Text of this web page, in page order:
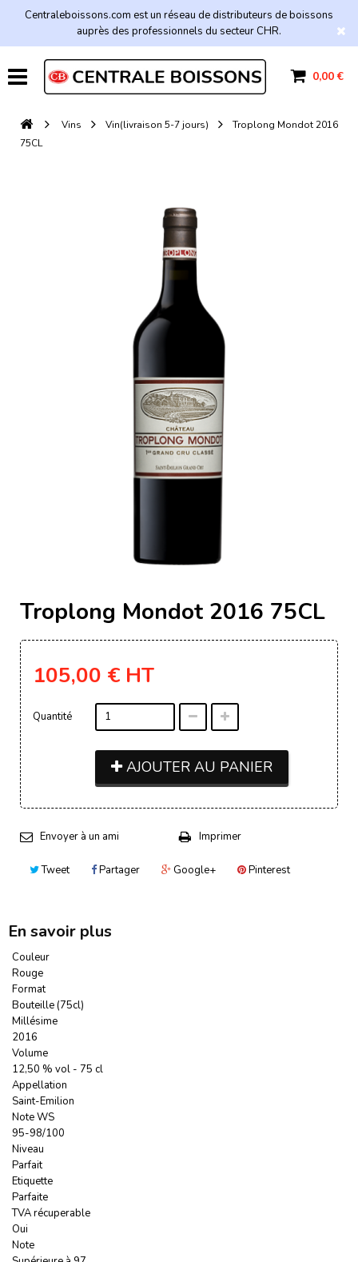
Centraleboissons.com est un réseau de distributeurs de boissons
auprès des professionnels du secteur CHR.
0,00 €
Vins Vin(livraison 5-7 jours)
Troplong Mondot 2016
75CL
Troplong Mondot 2016 75CL
105,00 € HT
Quantité
AJOUTER AU PANIER
Envoyer à un ami Imprimer
Tweet Partager Google+ Pinterest
En savoir plus
Couleur
Rouge
Format
Bouteille (75cl)
Millésime
2016
Volume
12,50 % vol - 75 cl
Appellation
Saint-Emilion
Note WS
95-98/100
Niveau
Parfait
Etiquette
Parfaite
TVA récuperable
Oui
Note